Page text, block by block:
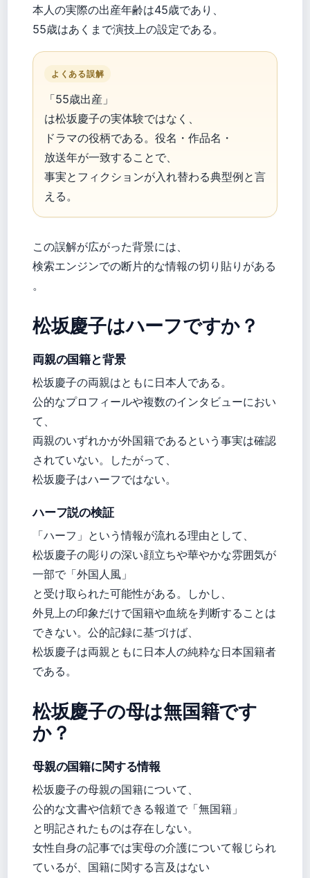
本人の実際の出産年齢は45歳であり、
55歳はあくまで演技上の設定である。
よくある誤解
「55歳出産」
は松坂慶子の実体験ではなく、
ドラマの役柄である。役名・作品名・
放送年が一致することで、
事実とフィクションが入れ替わる典型例と言
える。
この誤解が広がった背景には、
検索エンジンでの断片的な情報の切り貼りがある
。
松坂慶子はハーフですか？
両親の国籍と背景
松坂慶子の両親はともに日本人である。
公的なプロフィールや複数のインタビューにおい
て、
両親のいずれかが外国籍であるという事実は確認
されていない。したがって、
松坂慶子はハーフではない。
ハーフ説の検証
「ハーフ」という情報が流れる理由として、
松坂慶子の彫りの深い顔立ちや華やかな雰囲気が
一部で「外国人風」
と受け取られた可能性がある。しかし、
外見上の印象だけで国籍や血統を判断することは
できない。公的記録に基づけば、
松坂慶子は両親ともに日本人の純粋な日本国籍者
である。
松坂慶子の母は無国籍です
か？
母親の国籍に関する情報
松坂慶子の母親の国籍について、
公的な文書や信頼できる報道で「無国籍」
と明記されたものは存在しない。
女性自身の記事では実母の介護について報じられ
ているが、国籍に関する言及はない